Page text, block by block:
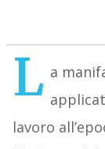
L a
lavoro